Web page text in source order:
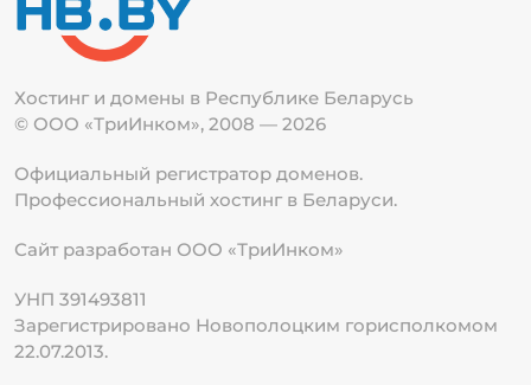
Хостинг и домены в Республике Беларусь
© ООО «ТриИнком», 2008 — 2026
Официальный регистратор доменов.
Профессиональный хостинг в Беларуси.
Сайт разработан ООО «ТриИнком»
УНП 391493811
Зарегистрировано Новополоцким горисполкомом
22.07.2013.